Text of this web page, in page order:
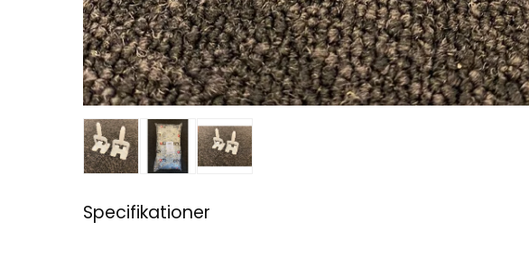
Specifikationer